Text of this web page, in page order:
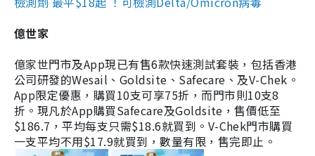
億世家
億家世門市及App現已有售6款快速測試套裝，包括香港
公司研發的Wesail、Goldsite、Safecare、及V-Chek。
App限定優惠，購買10支可享75折，而門市則10支8
折。現凡於App購買Safecare及Goldsite，售價低至
$186.7，平均每支只需$18.6就買到。V-Chek門市購買
一支平均不用$17.9就買到，數量有限，售完即止。